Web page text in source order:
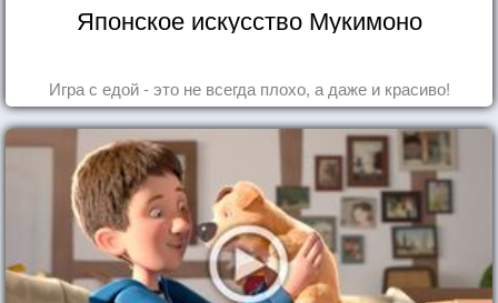
Японское искусство Мукимоно
Игра с едой - это не всегда плохо, а даже и красиво!